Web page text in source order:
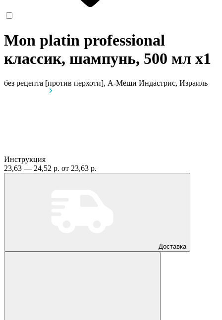
Mon platin professional
классик, шампунь, 500 мл x1
без рецепта [против перхоти], А-Меши Индастрис, Израиль
Инструкция
23,63 — 24,52 р. от 23,63 р.
Доставка